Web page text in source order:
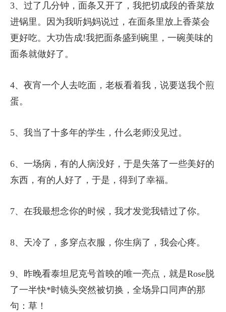
3、过了几分钟，面条又开了，我把切成段的香菜放
进锅里。因为我听妈妈说过，在面条里放上香菜会
更好吃。大功告成!我把面条盛到碗里，一碗美味的
面条就做好了。
4、夜宵一个人去吃面，老板看着我，说要送我个煎
蛋。
5、我当了十多年的学生，什么老师没见过。
6、一场病，有的人病没好，于是失落了一些美好的
东西，有的人好了，于是，得到了幸福。
7、在我最想念你的时候，我才发觉我错过了你。
8、天冷了，多穿点衣服，你生病了，我会心疼。
9、昨晚看泰坦尼克号首映的唯一亮点，就是Rose脱
了一半快*时镜头突然被切换，全场异口同声的那
句：草！